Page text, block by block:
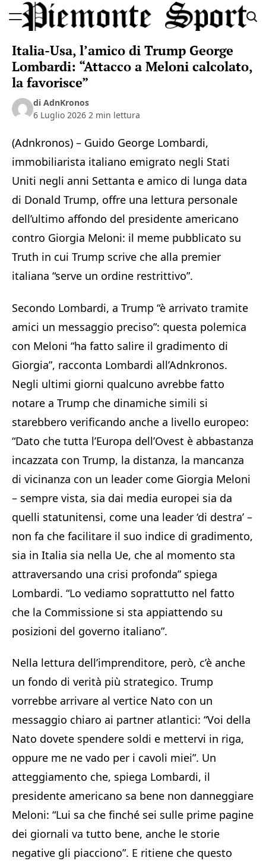
to
Sport
Italia-Usa, l’amico di Trump George
Lombardi: “Attacco a Meloni calcolato,
la favorisce”
di AdnKronos
6 Luglio 2026 2 min lettura
(Adnkronos) – Guido George Lombardi,
immobiliarista italiano emigrato negli Stati
Uniti negli anni Settanta e amico di lunga data
di Donald Trump, offre una lettura personale
dell’ultimo affondo del presidente americano
contro Giorgia Meloni: il meme pubblicato su
Truth in cui Trump scrive che alla premier
italiana “serve un ordine restrittivo”.
Secondo Lombardi, a Trump “è arrivato tramite
amici un messaggio preciso”: questa polemica
con Meloni “ha fatto salire il gradimento di
Giorgia”, racconta Lombardi all’Adnkronos.
Negli ultimi giorni qualcuno avrebbe fatto
notare a Trump che dinamiche simili si
starebbero verificando anche a livello europeo:
“Dato che tutta l’Europa dell’Ovest è abbastanza
incazzata con Trump, la distanza, la mancanza
di vicinanza con un leader come Giorgia Meloni
– sempre vista, sia dai media europei sia da
quelli statunitensi, come una leader ‘di destra’ –
non fa che facilitare il suo indice di gradimento,
sia in Italia sia nella Ue, che al momento sta
attraversando una crisi profonda” spiega
Lombardi. “Lo vediamo soprattutto nel fatto
che la Commissione si sta appiattendo su
posizioni del governo italiano”.
Nella lettura dell’imprenditore, però, c’è anche
un fondo di verità più strategico. Trump
vorrebbe arrivare al vertice Nato con un
messaggio chiaro ai partner atlantici: “Voi della
Nato dovete spendere soldi e mettervi in riga,
oppure me ne vado per i cavoli miei”. Un
atteggiamento che, spiega Lombardi, il
presidente americano sa bene non danneggiare
Meloni: “Lui sa che finché sei sulle prime pagine
dei giornali va tutto bene, anche le storie
negative gli piacciono”. E ritiene che questo